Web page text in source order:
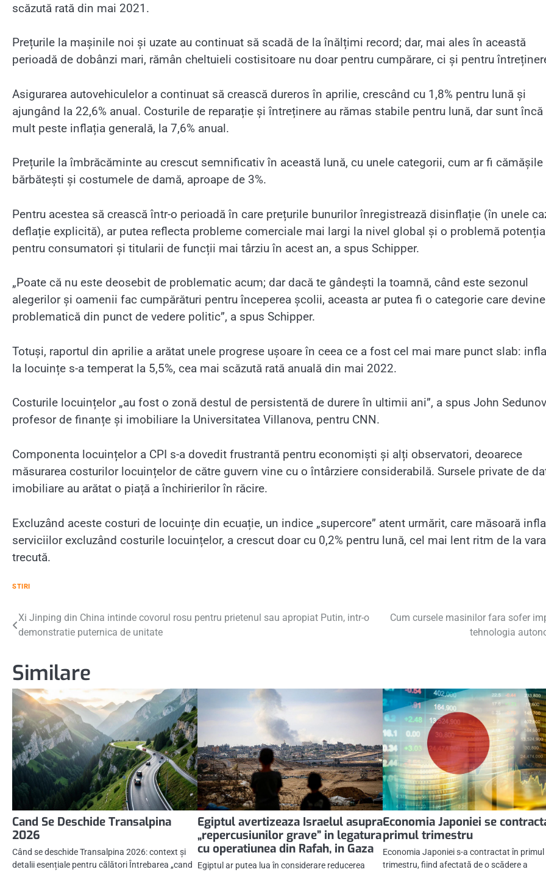
scăzută rată din mai 2021.
Prețurile la mașinile noi și uzate au continuat să scadă de la înălțimi record; dar, mai ales în această
perioadă de dobânzi mari, rămân cheltuieli costisitoare nu doar pentru cumpărare, ci și pentru
Asigurarea autovehiculelor a continuat să crească dureros în aprilie, crescând cu 1,8% pentru lună și
ajungând la 22,6% anual. Costurile de reparație și întreținere au rămas stabile pentru lună, dar sunt încă
mult peste inflația generală, la 7,6% anual.
Prețurile la îmbrăcăminte au crescut semnificativ în această lună, cu unele categorii, cum ar fi cămășile
bărbătești și costumele de damă, aproape de 3%.
Pentru acestea să crească într-o perioadă în care prețurile bunurilor înregistrează disinflație (în unele
deflație explicită), ar putea reflecta probleme comerciale mai largi la nivel global și o problemă
pentru consumatori și titularii de funcții mai târziu în acest an, a spus Schipper.
„Poate că nu este deosebit de problematic acum; dar dacă te gândești la toamnă, când este sezonul
alegerilor și oamenii fac cumpărături pentru începerea școlii, aceasta ar putea fi o categorie care devine
problematică din punct de vedere politic”, a spus Schipper.
Totuși, raportul din aprilie a arătat unele progrese ușoare în ceea ce a fost cel mai mare punct slab:
la locuințe s-a temperat la 5,5%, cea mai scăzută rată anuală din mai 2022.
Costurile locuințelor „au fost o zonă destul de persistentă de durere în ultimii ani”, a spus John
profesor de finanțe și imobiliare la Universitatea Villanova, pentru CNN.
Componenta locuințelor a CPI s-a dovedit frustrantă pentru economiști și alți observatori, deoarece
măsurarea costurilor locuințelor de către guvern vine cu o întârziere considerabilă. Sursele private de
imobiliare au arătat o piață a închirierilor în răcire.
Excluzând aceste costuri de locuințe din ecuație, un indice „supercore” atent urmărit, care măsoară
serviciilor excluzând costurile locuințelor, a crescut doar cu 0,2% pentru lună, cel mai lent ritm de la vara
trecută.
STIRI
Navigare
articole
Xi Jinping din China intinde covorul rosu pentru prietenul sau apropiat Putin, intr-o
demonstratie puternica de unitate
Cum cursele masinilor fara sofer
tehnologia
Similare
Cand Se Deschide Transalpina
2026
Când se deschide Transalpina 2026: context și
detalii esențiale pentru călători Întrebarea „cand
Egiptul avertizeaza Israelul asupra
„repercusiunilor grave” in legatura
cu operatiunea din Rafah, in Gaza
Egiptul ar putea lua în considerare reducerea
Economia Japoniei se
primul trimestru
Economia Japoniei s-a contractat în primul
trimestru, fiind afectată de o scădere a